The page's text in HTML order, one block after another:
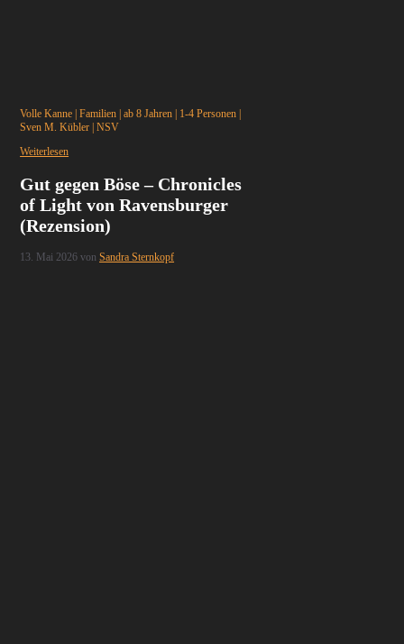
Volle Kanne Familien ab 8 Jahren 1-4 Personen
Sven M. Kübler NSV
Weiterlesen
Gut gegen Böse – Chronicles
of Light von Ravensburger
(Rezension)
13. Mai 2026 vonSandra Sternkopf